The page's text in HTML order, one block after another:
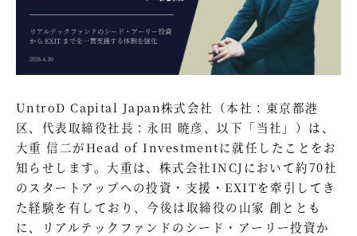
UntroD Capital Japan株式会社（本社：東京都港
区、代表取締役社長：永田 暁彦、以下「当社」）は、
大重 信二がHead of Investmentに就任したことをお
知らせします。大重は、株式会社INCJにおいて約70社
のスタートアップへの投資・支援・EXITを牽引してき
た経験を有しており、今後は取締役の山家 創ととも
に、リアルテックファンドのシード・アーリー投資か